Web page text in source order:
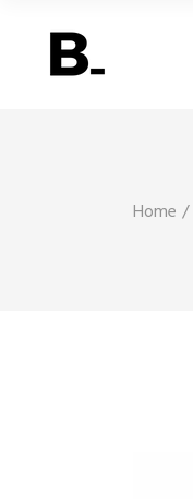
Home